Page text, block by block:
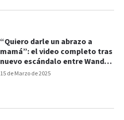
15 de Marzo de 2025
“Quiero darle un abrazo a
mamá”: el video completo tras
nuevo escándalo entre Wanda
e Icardi